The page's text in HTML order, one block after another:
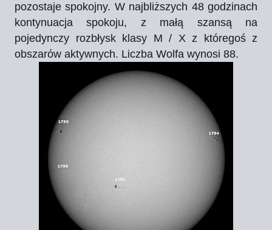
pozostaje spokojny. W najbliższych 48 godzinach
kontynuacja spokoju, z małą szansą na
pojedynczy rozbłysk klasy M / X z któregoś z
obszarów aktywnych. Liczba Wolfa wynosi 88.